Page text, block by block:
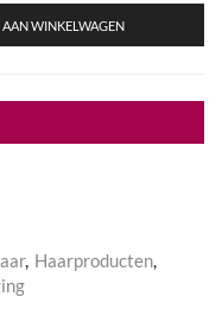
AAN WINKELWAGEN
, Haarproducten,